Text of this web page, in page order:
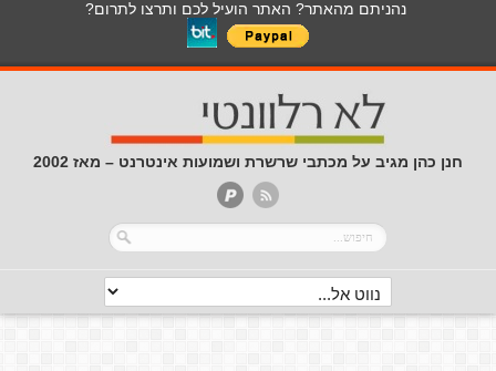
נהניתם מהאתר? האתר הועיל לכם ותרצו לתרום?
חנן כהן מגיב על מכתבי שרשרת ושמועות אינטרנט – מאז 2002